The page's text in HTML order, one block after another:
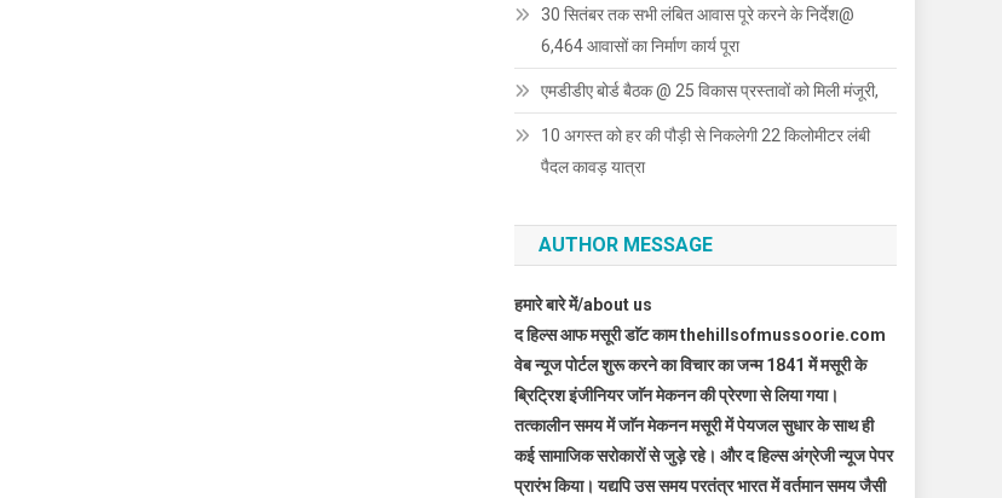
30 सितंबर तक सभी लंबित आवास पूरे करने के निर्देश@
6,464 आवासों का निर्माण कार्य पूरा
एमडीडीए बोर्ड बैठक @ 25 विकास प्रस्तावों को मिली मंजूरी,
10 अगस्त को हर की पौड़ी से निकलेगी 22 किलोमीटर लंबी
पैदल कावड़ यात्रा
AUTHOR MESSAGE
हमारे बारे में/about us
द हिल्स आफ मसूरी डाॅट काम thehillsofmussoorie.com
वेब न्यूज पोर्टल शुरू करने का विचार का जन्म 1841 में मसूरी के
ब्रिट्रिश इंजीनियर जाॅन मेकनन की प्रेरणा से लिया गया।
तत्कालीन समय में जाॅन मेकनन मसूरी में पेयजल सुधार के साथ ही
कई सामाजिक सरोकारों से जुड़े रहे। और द हिल्स अंग्रेजी न्यूज पेपर
प्रारंभ किया। यद्यपि उस समय परतंत्र भारत में वर्तमान समय जैसी